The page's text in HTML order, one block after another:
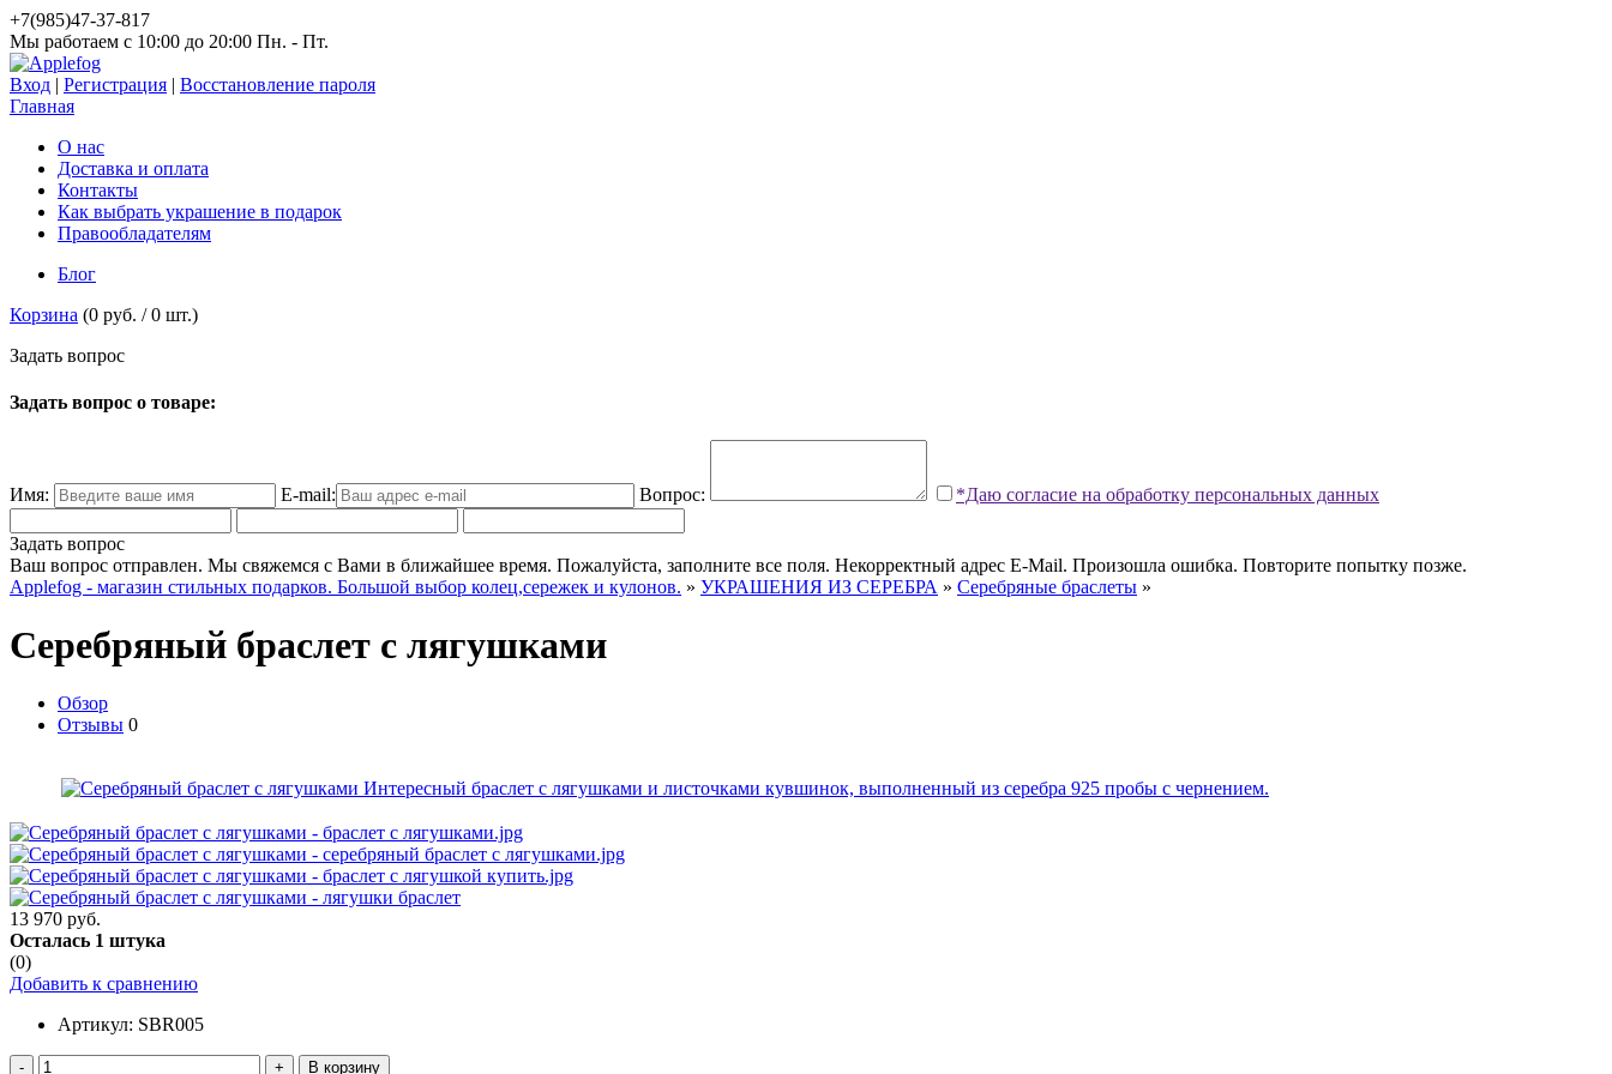
+7(985)47-37-817
Мы работаем c 10:00 до 20:00 Пн. - Пт.
Вход | Регистрация | Восстановление пароля
Главная
О нас
Доставка и оплата
Контакты
Как выбрать украшение в подарок
Правообладателям
Блог
Корзина (0 руб. /0 шт.)
Задать вопрос
Задать вопрос о товаре:
Имя: E-mail: Вопрос: *Даю согласие на обработку персональных данных
Задать вопрос
Ваш вопрос отправлен. Мы свяжемся с Вами в ближайшее время. Пожалуйста, заполните все поля. Некорректный адрес E-Mail. Произошла ошибка. Повторите попытку позже.
Applefog - магазин стильных подарков. Большой выбор колец,сережек и кулонов. » УКРАШЕНИЯ ИЗ СЕРЕБРА » Серебряные браслеты »
Серебряный браслет с лягушками
Обзор
Отзывы 0
13 970 руб.
Осталась 1 штука
(0)
Добавить к сравнению
Артикул: SBR005
- +